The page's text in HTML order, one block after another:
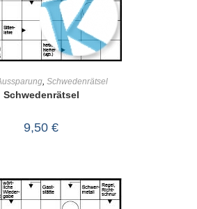
, Schwedenrätsel
Schwedenrätsel
9,50 €